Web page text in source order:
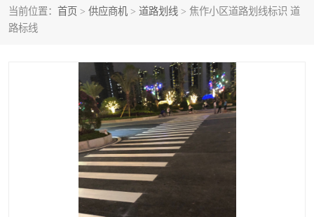
当前位置： 首页 > 供应商机 > 道路划线 > 焦作小区道路划线标识 道
路标线
交通道路标线
道路标线划线 马路标线
道路划线